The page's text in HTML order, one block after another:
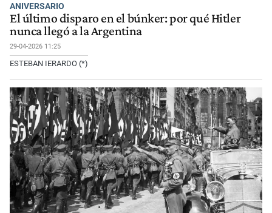
ANIVERSARIO
El último disparo en el búnker: por qué Hitler
nunca llegó a la Argentina
29-04-2026 11:25
ESTEBAN IERARDO (*)